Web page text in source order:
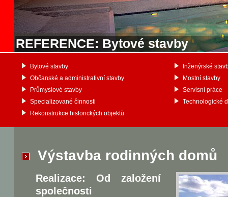
REFERENCE: Bytové stavby
Inženýrské
Mostní stavby
Servisní práce
Technologické
Bytové stavby
Občanské a administrativní stavby
Průmyslové stavby
Specializované činnosti
Rekonstrukce historických objektů
Výstavba rodinných domů
Realizace: Od založení
společnosti